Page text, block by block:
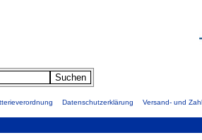
Datenschutzerklärung Versand- und